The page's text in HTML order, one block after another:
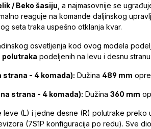
/ Beko šasiju , a najmasovnije se
reaguje na komande daljinskog
seta traka uspešno otklanja kvar.
osvetljenja kod ovog modela
polutraka podeljenih na levu i desnu
strana - 4 komada): Dužina 489 mm
strana - 4 komada): Dužina 360 mm
leve (L) i jedne desne (R) polutrake
(7S1P konfiguracija po redu). Sve